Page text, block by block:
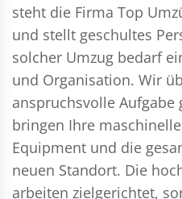
steht die Firma Top
und stellt geschultes
solcher Umzug bedarf
und Organisation. Wir
anspruchsvolle Aufgabe
bringen Ihre
Equipment und die
neuen Standort. Die
arbeiten zielgerichtet,